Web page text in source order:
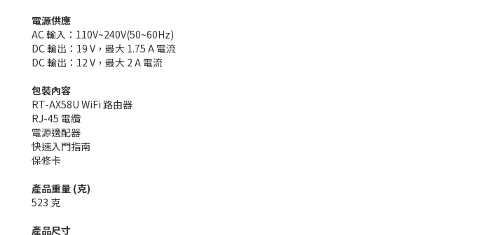
電源供應
AC 輸入：110V~240V(50~60Hz)
DC 輸出：19 V，最大 1.75 A 電流
DC 輸出：12 V，最大 2 A 電流
包裝內容
RT-AX58U WiFi 路由器
RJ-45 電纜
電源適配器
快速入門指南
保修卡
產品重量 (克)
523 克
產品尺寸